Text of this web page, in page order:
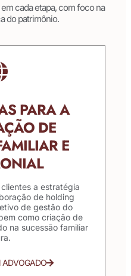
cada etapa, com foco na
do patrimônio.
PARA A
DE
E
a estratégia
de holding
de gestão do
como criação de
na sucessão familiar
ADVOGADO